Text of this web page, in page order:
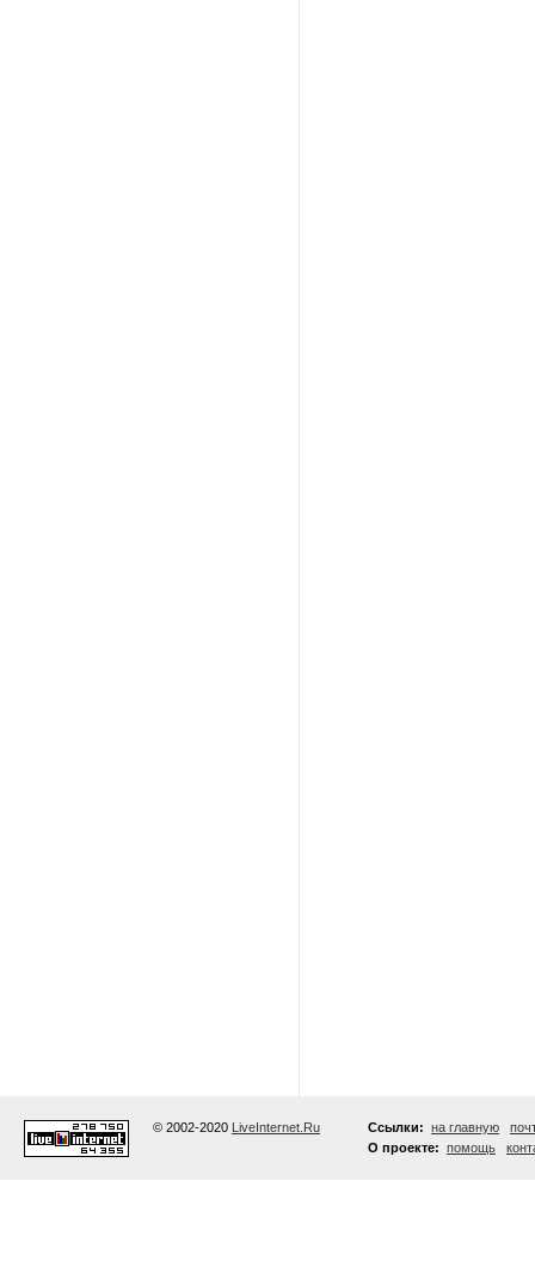
© 2002-2020 LiveInternet.Ru Ссылки: на главную
О проекте: помощь